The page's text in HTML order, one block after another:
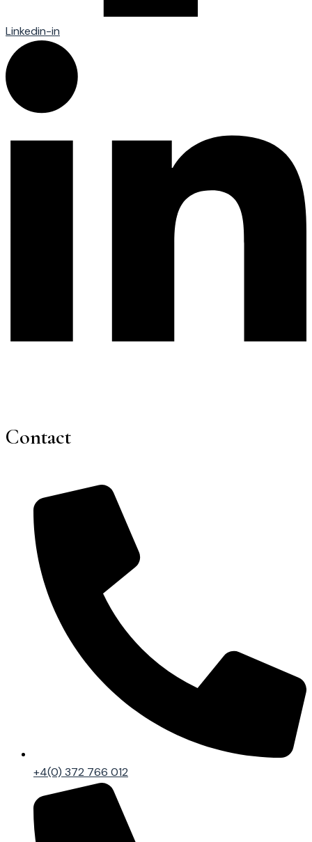
Linkedin-in
Contact
+4(0) 372 766 012